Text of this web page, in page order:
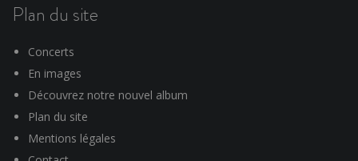
Plan du site
Concerts
En images
Découvrez notre nouvel album
Plan du site
Mentions légales